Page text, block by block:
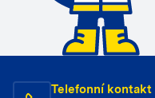
Telefonní kontakt